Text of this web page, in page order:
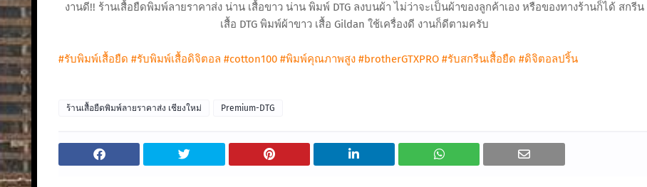
งานดี!! ร้านเสื้อยืดพิมพ์ลายราคาส่ง น่าน เสื้อขาว น่าน พิมพ์ DTG ลงบนผ้า ไม่ว่าจะเป็นผ้าของลูกค้าเอง หรือของทางร้านก็ได้ สกรีน
เสื้อ DTG พิมพ์ผ้าขาว เสื้อ Gildan ใช้เครื่องดี งานก็ดีตามครับ
#รับพิมพ์เสื้อยืด #รับพิมพ์เสื้อดิจิตอล #cotton100 #พิมพ์คุณภาพสูง #brotherGTXPRO #รับสกรีนเสื้อยืด #ดิจิตอลปริ้น
ร้านเสื้อยืดพิมพ์ลายราคาส่ง เชียงใหม่ Premium-DTG